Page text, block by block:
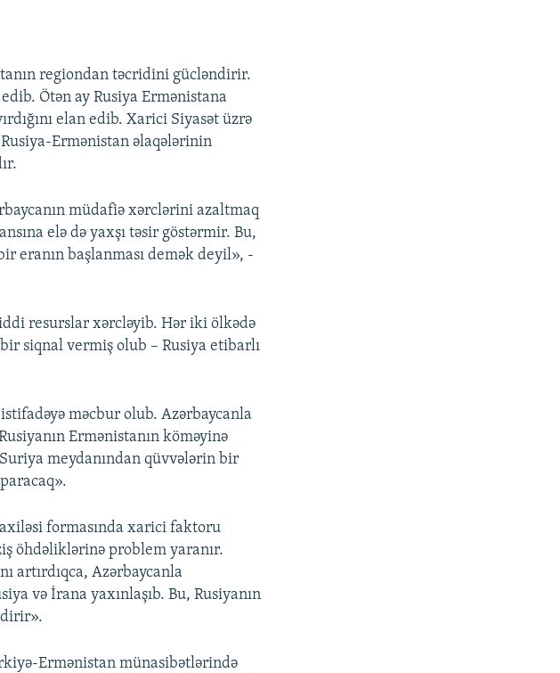
regiondan təcridini gücləndirir.
Ötən ay Rusiya Ermənistana
elan edib. Xarici Siyasət üzrə
Ermənistan əlaqələrinin
müdafiə xərclərini azaltmaq
elə də yaxşı təsir göstərmir. Bu,
eranın başlanması demək deyil», -
resurslar xərcləyib. Hər iki ölkədə
siqnal vermiş olub – Rusiya etibarlı
məcbur olub. Azərbaycanla
Ermənistanın köməyinə
meydanından qüvvələrin bir
formasında xarici faktoru
öhdəliklərinə problem yaranır.
artırdıqca, Azərbaycanla
və İrana yaxınlaşıb. Bu, Rusiyanın
Ermənistan münasibətlərində